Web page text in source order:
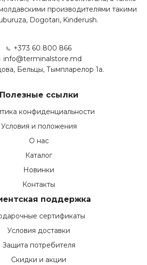
производителями такими
Dogotari, Kinderush.
+373 60 800 866
info@terminalstore.md
Бельцы, Тымпларелор 1а.
Полезные ссылки
конфиденциальности
Условия и положения
О нас
Каталог
Новинки
Контакты
поддержка
сертификаты
Условия доставки
Защита потребителя
Скидки и акции